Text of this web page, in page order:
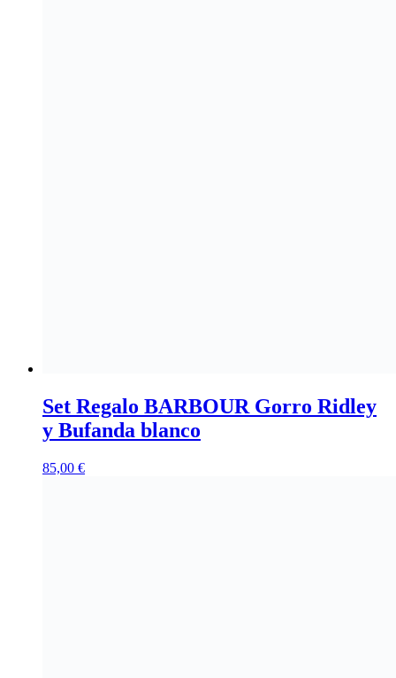
Set Regalo BARBOUR Gorro Ridley
y Bufanda blanco
85,00 €